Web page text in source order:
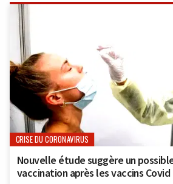
CRISE DU CORONAVIRUS
Nouvelle étude suggère un
vaccination après les vaccins Covid